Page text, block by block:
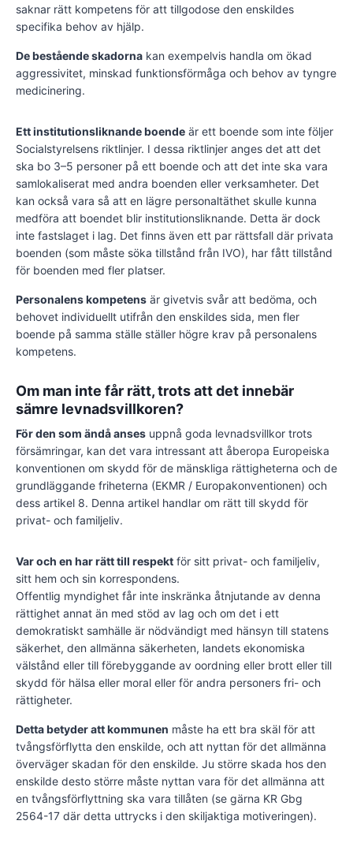
saknar rätt kompetens för att tillgodose den enskildes
specifika behov av hjälp.
De bestående skadorna kan exempelvis handla om ökad
aggressivitet, minskad funktionsförmåga och behov av tyngre
medicinering.
Ett institutionsliknande boende är ett boende som inte följer
Socialstyrelsens riktlinjer. I dessa riktlinjer anges det att det
ska bo 3–5 personer på ett boende och att det inte ska vara
samlokaliserat med andra boenden eller verksamheter. Det
kan också vara så att en lägre personaltäthet skulle kunna
medföra att boendet blir institutionsliknande. Detta är dock
inte fastslaget i lag. Det finns även ett par rättsfall där privata
boenden (som måste söka tillstånd från IVO), har fått tillstånd
för boenden med fler platser.
Personalens kompetens är givetvis svår att bedöma, och
behovet individuellt utifrån den enskildes sida, men fler
boende på samma ställe ställer högre krav på personalens
kompetens.
Om man inte får rätt, trots att det innebär
sämre levnadsvillkoren?
För den som ändå anses uppnå goda levnadsvillkor trots
försämringar, kan det vara intressant att åberopa Europeiska
konventionen om skydd för de mänskliga rättigheterna och de
grundläggande friheterna (EKMR / Europakonventionen) och
dess artikel 8. Denna artikel handlar om rätt till skydd för
privat- och familjeliv.
Var och en har rätt till respekt för sitt privat- och familjeliv,
sitt hem och sin korrespondens.
Offentlig myndighet får inte inskränka åtnjutande av denna
rättighet annat än med stöd av lag och om det i ett
demokratiskt samhälle är nödvändigt med hänsyn till statens
säkerhet, den allmänna säkerheten, landets ekonomiska
välstånd eller till förebyggande av oordning eller brott eller till
skydd för hälsa eller moral eller för andra personers fri- och
rättigheter.
Detta betyder att kommunen måste ha ett bra skäl för att
tvångsförflytta den enskilde, och att nyttan för det allmänna
överväger skadan för den enskilde. Ju större skada hos den
enskilde desto större måste nyttan vara för det allmänna att
en tvångsförflyttning ska vara tillåten (se gärna KR Gbg
2564-17 där detta uttrycks i den skiljaktiga motiveringen).